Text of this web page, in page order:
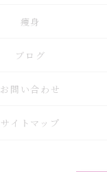
痩身
ブログ
お問い合わせ
サイトマップ